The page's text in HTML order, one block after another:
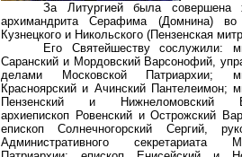
За Литургией была совершена
архимандрита Серафима (Домнина) во
Кузнецкого и Никольского (Пензенская
Его Святейшеству сослужили:
Саранский и Мордовский Варсонофий,
делами Московской Патриархии;
Красноярский и АчинскийПантелеимон;
Пензенский и
Нижнеломовский
архиепископ Ровенский и Острожский
епископСолнечногорский Сергий,
Административного секретариата